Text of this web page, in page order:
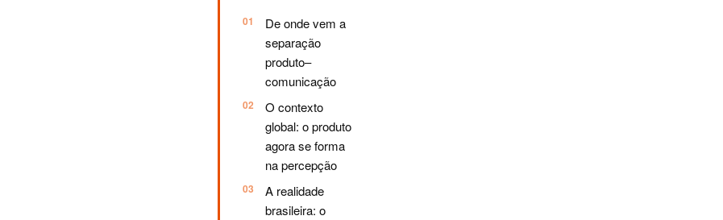
De onde vem a
separação
produto–
comunicação
O contexto
global: o produto
agora se forma
na percepção
A realidade
brasileira: o